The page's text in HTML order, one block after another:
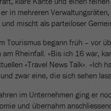
er in mehreren
mischt als parteiloser
Tourismus begann früh – vor
am Rheinfall. «Bis ich 16 war,
«Travel News Talk». «Ich
zwar eine, die sich sehen
im Unternehmen ging er
und übernahm